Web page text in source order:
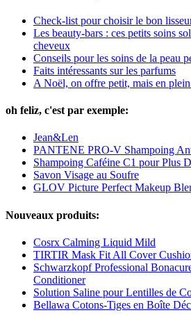
Check-list pour choisir le bon
Les beauty-bars : ces petits soins
cheveux
Conseils pour les soins de la peau
Faits intéressants sur les parfums
A Noël, on offre petit, mais en
oh feliz, c'est par exemple:
Jean&Len
PANTENE PRO-V Shampoing
Shampoing Caféine C1 pour Plus
Savon Visage au Soufre
GLOV Picture Perfect Makeup
Nouveaux produits:
Cosrx Calming Liquid Mild
TIRTIR Mask Fit All Cover
Schwarzkopf Professional
Conditioner
Solution Saline pour Lentilles de
Bellawa Cotons-Tiges en Boîte